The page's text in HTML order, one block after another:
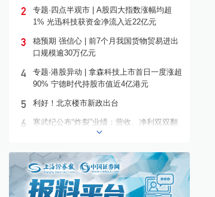
2
专题·四点半观市 | A股四大指数涨幅均超
1% 光迅科技获资金净流入近22亿元
3
稳预期 强信心 | 前7个月我国货物贸易进出
口规模逾30万亿元
4
专题·港股异动 | 拿森科技上市首日一度涨超
90% 宁德时代持股市值近4亿港元
5 利好！北京楼市新政出台
6
寒武纪公布“炸裂”业绩：营收、净利双双翻
7
广州市属国资券商万联证券控股长安基金
补齐公募业务拼图
8 影石拇指相机，接入阿里千问